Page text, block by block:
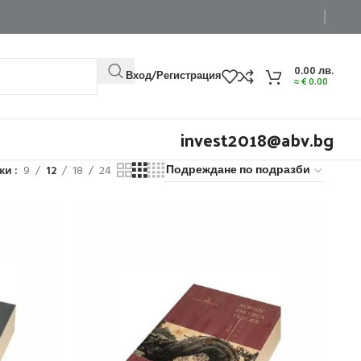
Вход/Регистрация 0.00лв.
≈€0.00
invest2018@abv.bg
9 12 18 24